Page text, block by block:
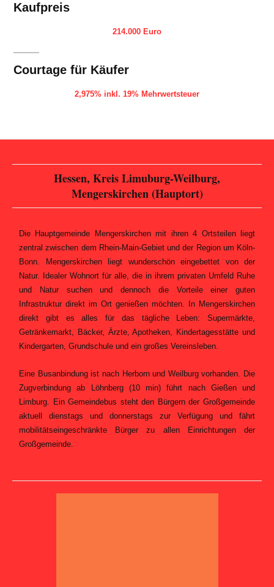
Kaufpreis
214.000 Euro
Courtage für Käufer
2,975% inkl. 19% Mehrwertsteuer
Hessen, Kreis Limuburg-Weilburg,
Mengerskirchen (Hauptort)
Die Hauptgemeinde Mengerskirchen mit ihren 4 Ortsteilen liegt
zentral zwischen dem Rhein-Main-Gebiet und der Region um Köln-
Bonn. Mengerskirchen liegt wunderschön eingebettet von der
Natur. Idealer Wohnort für alle, die in ihrem privaten Umfeld Ruhe
und Natur suchen und dennoch die Vorteile einer guten
Infrastruktur direkt im Ort genießen möchten. In Mengerskirchen
direkt gibt es alles für das tägliche Leben: Supermärkte,
Getränkemarkt, Bäcker, Ärzte, Apotheken, Kindertagesstätte und
Kindergarten, Grundschule und ein großes Vereinsleben.
Eine Busanbindung ist nach Herborn und Weilburg vorhanden. Die
Zugverbindung ab Löhnberg (10 min) führt nach Gießen und
Limburg. Ein Gemeindebus steht den Bürgern der Großgemeinde
aktuell dienstags und donnerstags zur Verfügung und fährt
mobilitätseingeschränkte Bürger zu allen Einrichtungen der
Großgemeinde.